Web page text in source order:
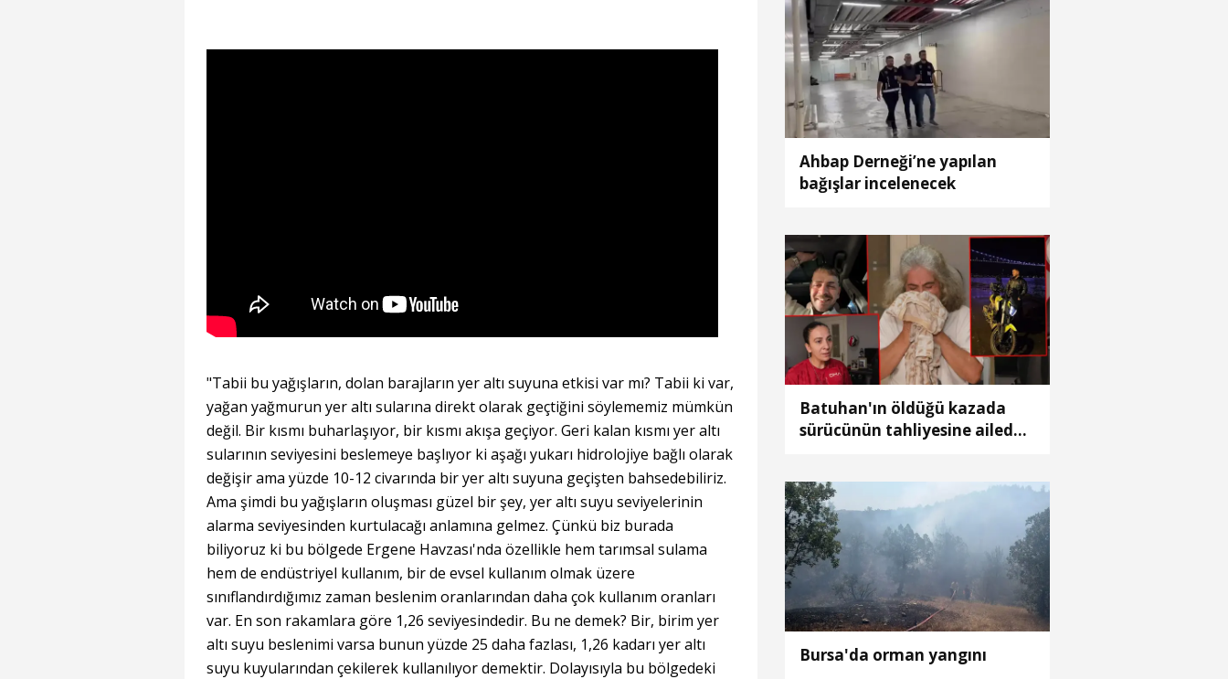
"Tabii bu yağışların, dolan barajların yer altı suyuna etkisi var mı? Tabii ki var,
yağan yağmurun yer altı sularına direkt olarak geçtiğini söylememiz mümkün
değil. Bir kısmı buharlaşıyor, bir kısmı akışa geçiyor. Geri kalan kısmı yer altı
sularının seviyesini beslemeye başlıyor ki aşağı yukarı hidrolojiye bağlı olarak
değişir ama yüzde 10-12 civarında bir yer altı suyuna geçişten bahsedebiliriz.
Ama şimdi bu yağışların oluşması güzel bir şey, yer altı suyu seviyelerinin
alarma seviyesinden kurtulacağı anlamına gelmez. Çünkü biz burada
biliyoruz ki bu bölgede Ergene Havzası'nda özellikle hem tarımsal sulama
hem de endüstriyel kullanım, bir de evsel kullanım olmak üzere
sınıflandırdığımız zaman beslenim oranlarından daha çok kullanım oranları
var. En son rakamlara göre 1,26 seviyesindedir. Bu ne demek? Bir, birim yer
altı suyu beslenimi varsa bunun yüzde 25 daha fazlası, 1,26 kadarı yer altı
suyu kuyularından çekilerek kullanılıyor demektir. Dolayısıyla bu bölgedeki
Ahbap Derneği’ne yapılan
bağışlar incelenecek
Batuhan'ın öldüğü kazada
sürücünün tahliyesine aileden
Bursa'da orman yangını